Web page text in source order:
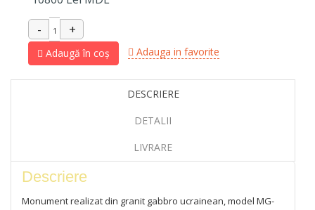
Adaugă în coș Adauga in favorite
DESCRIERE
DETALII
LIVRARE
Descriere
Monument realizat din granit gabbro ucrainean, model MG-